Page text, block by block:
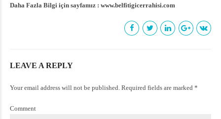
Daha Fazla Bilgi için sayfamız : www.belfitigicerrahisi.com
LEAVE A REPLY
Your email address will not be published. Required fields are marked *
Comment